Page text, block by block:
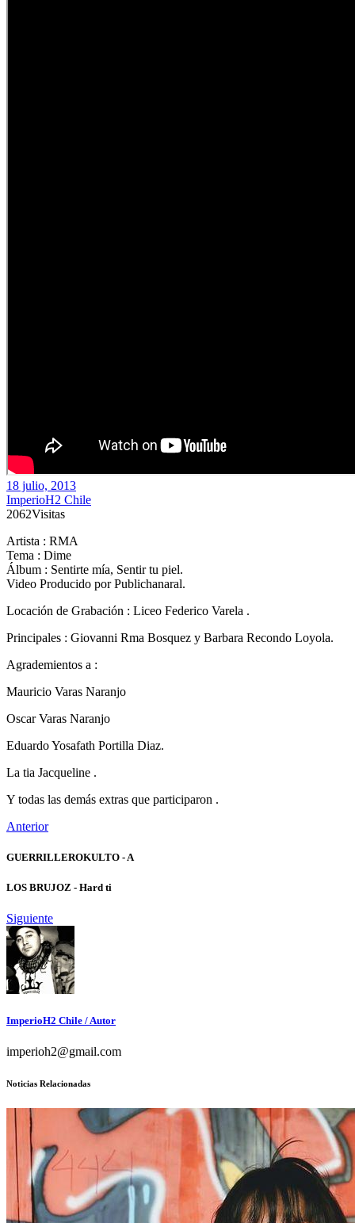
18 julio, 2013
ImperioH2 Chile
2062Visitas
Artista : RMA
Tema : Dime
Álbum : Sentirte mía, Sentir tu piel.
Video Producido por Publichanaral.
Locación de Grabación : Liceo Federico Varela .
Principales : Giovanni Rma Bosquez y Barbara Recondo Loyola.
Agrademientos a :
Mauricio Varas Naranjo
Oscar Varas Naranjo
Eduardo Yosafath Portilla Diaz.
La tia Jacqueline .
Y todas las demás extras que participaron .
Anterior
GUERRILLEROKULTO - A
LOS BRUJOZ - Hard ti
Siguiente
ImperioH2 Chile / Autor
imperioh2@gmail.com
Noticias Relacionadas